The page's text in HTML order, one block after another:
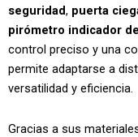
seguridad, puerta
pirómetro indicador
control preciso y una
permite adaptarse a
versatilidad y eficiencia.
Gracias a sus